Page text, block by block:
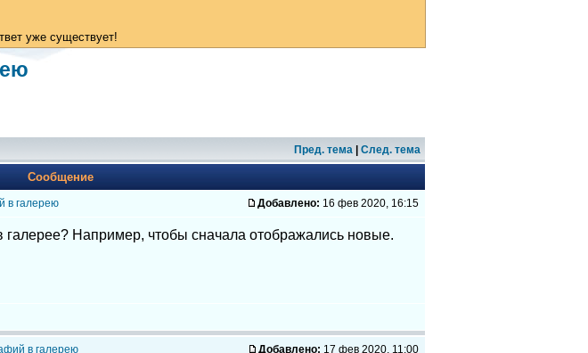
уже существует!
Пред. тема След. тема
Сообщение
в галерею Добавлено: 16 фев 2020, 16:15
Например, чтобы сначала отображались новые.
в галерею Добавлено: 17 фев 2020, 11:00